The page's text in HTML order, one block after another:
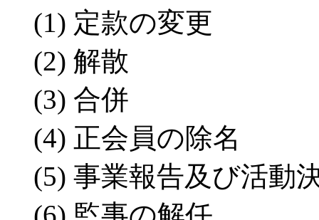
(1) 定款の変更
(2) 解散
(3) 合併
(4) 正会員の除名
(5) 事業報告及び活動